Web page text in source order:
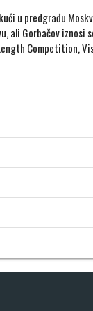
u predgrađu
Gorbačov iznosi
Competition,